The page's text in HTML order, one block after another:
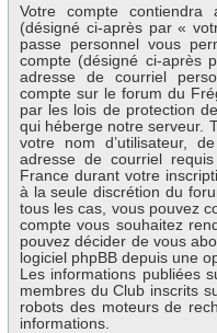
Votre compte contiendra
(désigné ci-après par «
passe personnel vous
compte (désigné ci-après
adresse de courriel
compte sur le forum du
par les lois de protection
qui héberge notre serveur.
votre nom d’utilisateur,
adresse de courriel
France durant votre
à la seule discrétion du
tous les cas, vous pouvez
compte vous souhaitez
pouvez décider de vous
logiciel phpBB depuis une
Les informations publiées
membres du Club inscrits
robots des moteurs de
informations.